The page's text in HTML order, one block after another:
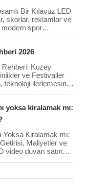
Bir Kılavuz LED
skorlar, reklamlar ve
spor
gelmiştir. Bu
fırsatlar
2026
Kuzey
ve Festivaller
teknoloji ilerlemesine
kazandı.
çözünürlüklere
yoksa kiralamak mı:
Yoksa Kiralamak mı:
Maliyetler ve
video duvarı satın
prodüksiyon
taahhütlerden biridir.